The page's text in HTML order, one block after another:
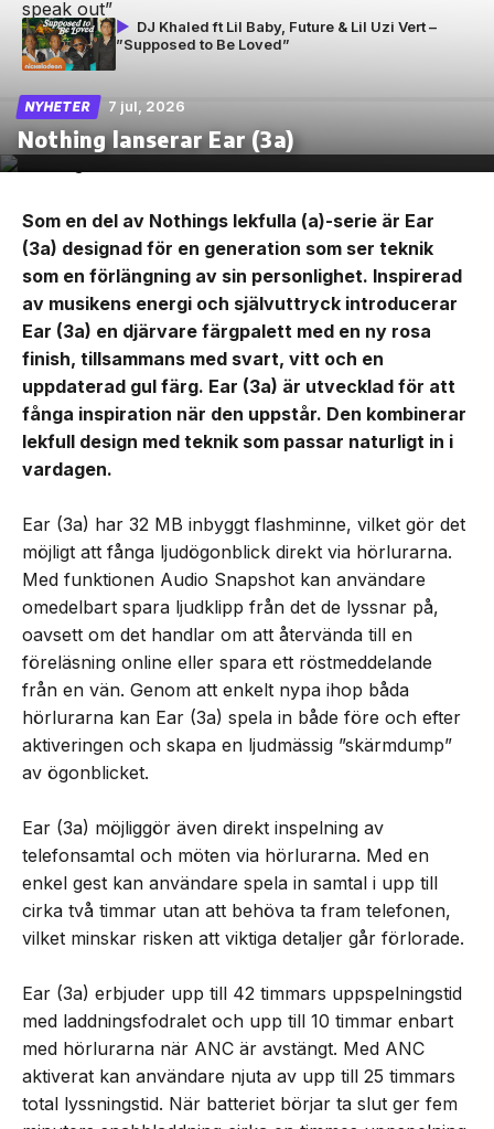
DJ Khaled ft Lil Baby, Future & Lil Uzi Vert –
”Supposed to Be Loved”
NYHETER 7 jul, 2026
Nothing lanserar Ear (3a)
Som en del av Nothings lekfulla (a)-serie är Ear
(3a) designad för en generation som ser teknik
som en förlängning av sin personlighet. Inspirerad
av musikens energi och självuttryck introducerar
Ear (3a) en djärvare färgpalett med en ny rosa
finish, tillsammans med svart, vitt och en
uppdaterad gul färg. Ear (3a) är utvecklad för att
fånga inspiration när den uppstår. Den kombinerar
lekfull design med teknik som passar naturligt in i
vardagen.
Ear (3a) har 32 MB inbyggt flashminne, vilket gör det
möjligt att fånga ljudögonblick direkt via hörlurarna.
Med funktionen Audio Snapshot kan användare
omedelbart spara ljudklipp från det de lyssnar på,
oavsett om det handlar om att återvända till en
föreläsning online eller spara ett röstmeddelande
från en vän. Genom att enkelt nypa ihop båda
hörlurarna kan Ear (3a) spela in både före och efter
aktiveringen och skapa en ljudmässig ”skärmdump”
av ögonblicket.
Ear (3a) möjliggör även direkt inspelning av
telefonsamtal och möten via hörlurarna. Med en
enkel gest kan användare spela in samtal i upp till
cirka två timmar utan att behöva ta fram telefonen,
vilket minskar risken att viktiga detaljer går förlorade.
Ear (3a) erbjuder upp till 42 timmars uppspelningstid
med laddningsfodralet och upp till 10 timmar enbart
med hörlurarna när ANC är avstängt. Med ANC
aktiverat kan användare njuta av upp till 25 timmars
total lyssningstid. När batteriet börjar ta slut ger fem